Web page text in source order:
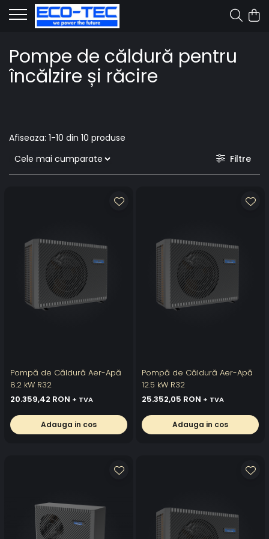
Pompe de căldură pentru
încălzire și răcire
Afiseaza: 1-10 din 10 produse
Filtre
Pompă de Căldură Aer-Apă
8.2 kW R32
20.359,42 RON + TVA
Adauga in cos
Pompă de Căldură Aer-Apă
12.5 kW R32
25.352,05 RON + TVA
Adauga in cos